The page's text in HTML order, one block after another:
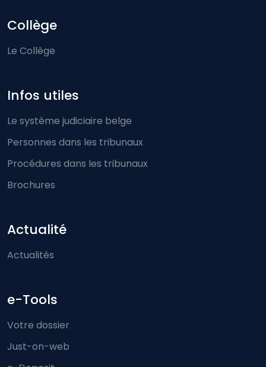
Collège
Le Collège
Infos utiles
Le système judiciaire belge
Personnes dans les tribunaux
Procédures dans les tribunaux
Brochures
Actualité
Actualités
e-Tools
Votre dossier
Just-on-web